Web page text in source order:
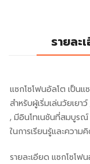
รายละ
แซกโซโฟนอัลโต เป็นแ
สำหรับผู้เริ่มเล่นวัยเยา
, มีอินโทเนชันที่สมบูรณ์
ในการเรียนรู้และความ
รายละเอียด แซกโซโ